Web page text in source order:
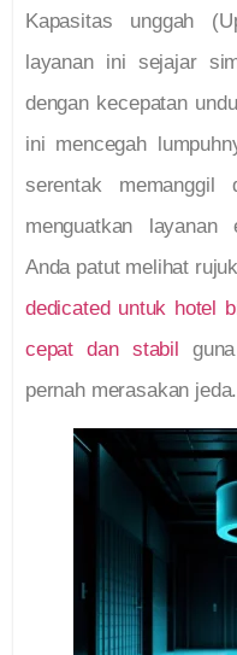
Kapasitas unggah
layanan ini sejajar
dengan kecepatan
ini mencegah
serentak
menguatkan layanan
Anda patut melihat
dedicated untuk hotel
cepat dan stabil
pernah merasakan jeda.